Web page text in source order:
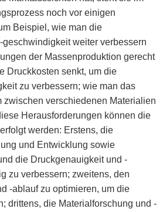
noch vor einigen
Beispiel, wie man die
weiter verbessern
der Massenproduktion gerecht
Druckkosten senkt, um die
zu verbessern; wie man das
zwischen verschiedenen Materialien
Herausforderungen können die
werden: Erstens, die
und Entwicklung sowie
die Druckgenauigkeit und -
zu verbessern; zweitens, den
-ablauf zu optimieren, um die
drittens, die Materialforschung und -